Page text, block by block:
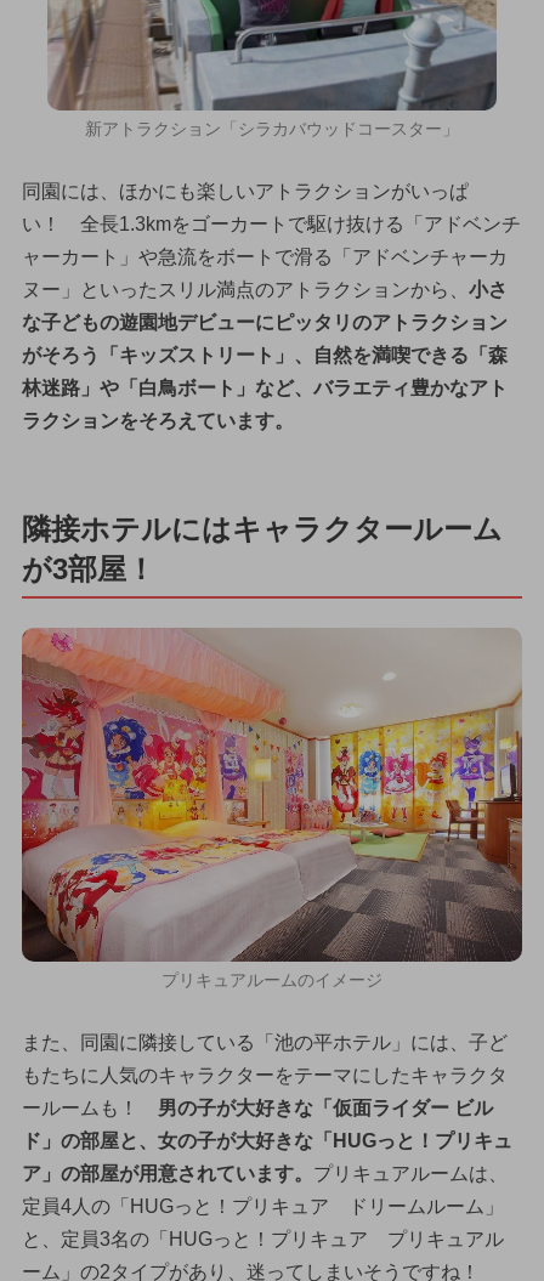
新アトラクション「シラカバウッドコースター」
同園には、ほかにも楽しいアトラクションがいっぱ
い！ 全長1.3kmをゴーカートで駆け抜ける「アドベンチ
ャーカート」や急流をボートで滑る「アドベンチャーカ
ヌー」といったスリル満点のアトラクションから、 小さ
な子どもの遊園地デビューにピッタリのアトラクション
がそろう「キッズストリート」、自然を満喫できる「森
林迷路」や「白鳥ボート」など、バラエティ豊かなアト
ラクションをそろえています。
隣接ホテルにはキャラクタールーム
が3部屋！
プリキュアルームのイメージ
また、同園に隣接している「池の平ホテル」には、子ど
もたちに人気のキャラクターをテーマにしたキャラクタ
ールームも！ 男の子が大好きな「仮面ライダー ビル
ド」の部屋と、女の子が大好きな「HUGっと！プリキュ
ア」の部屋が用意されています。 プリキュアルームは、
定員4人の「HUGっと！プリキュア ドリームルーム」
と、定員3名の「HUGっと！プリキュア プリキュアル
ーム」の2タイプがあり、迷ってしまいそうですね！